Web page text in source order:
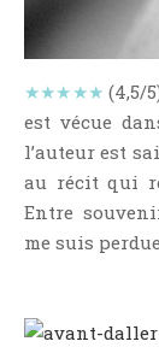
RENDEZ-VOUS
SWAPS &
LES TAGS
QUI SOMMES-NOUS
CONCOURS
CATÉGORIES
★★★★★ (4,5/
est vécue
l’auteur est
au récit qui
Entre
me suis